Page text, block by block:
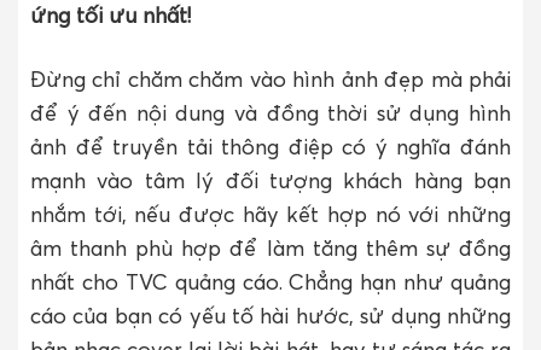
ứng tối ưu nhất!
Đừng chỉ chăm chăm vào hình ảnh đẹp mà phải
để ý đến nội dung và đồng thời sử dụng hình
ảnh để truyền tải thông điệp có ý nghĩa đánh
mạnh vào tâm lý đối tượng khách hàng bạn
nhắm tới, nếu được hãy kết hợp nó với những
âm thanh phù hợp để làm tăng thêm sự đồng
nhất cho TVC quảng cáo. Chẳng hạn như quảng
cáo của bạn có yếu tố hài hước, sử dụng những